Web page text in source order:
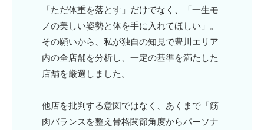
「ただ体重を落とす」だけでなく、
「一生モ
ノの美しい姿勢と体を手に入れてほしい」 。
その願いから、私が独自の知見で豊川エリア
内の全店舗を分析し、一定の基準を満たした
店舗を厳選しました。
他店を批判する意図ではなく、あくまで「筋
肉バランスを整え骨格関節角度からパーソナ